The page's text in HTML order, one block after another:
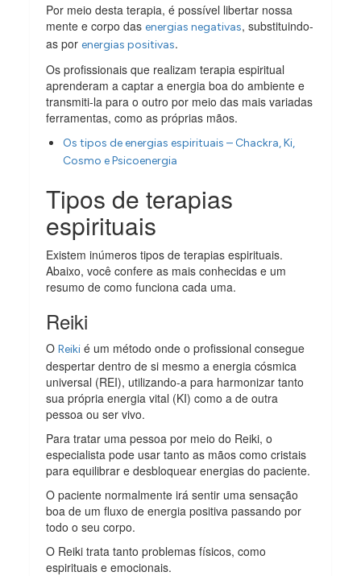
Por meio desta terapia, é possível libertar nossa
mente e corpo dasenergias negativas, substituindo-
as porenergias positivas.
Os profissionais que realizam terapia espiritual
aprenderam a captar a energia boa do ambiente e
transmiti-la para o outro por meio das mais variadas
ferramentas, como as próprias mãos.
Os tipos de energias espirituais – Chackra, Ki,
Cosmo e Psicoenergia
Tipos de terapias
espirituais
Existem inúmeros tipos de terapias espirituais.
Abaixo, você confere as mais conhecidas e um
resumo de como funciona cada uma.
Reiki
OReiki é um método onde o profissional consegue
despertar dentro de si mesmo a energia cósmica
universal (REI), utilizando-a para harmonizar tanto
sua própria energia vital (KI) como a de outra
pessoa ou ser vivo.
Para tratar uma pessoa por meio do Reiki, o
especialista pode usar tanto as mãos como cristais
para equilibrar e desbloquear energias do paciente.
O paciente normalmente irá sentir uma sensação
boa de um fluxo de energia positiva passando por
todo o seu corpo.
O Reiki trata tanto problemas físicos, como
espirituais e emocionais.